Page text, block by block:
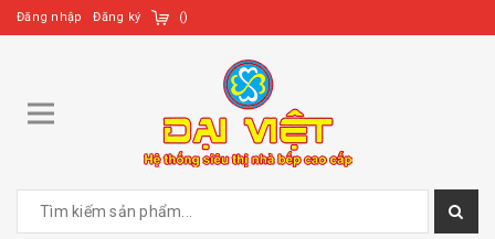
Đăng nhập Đăng ký ()